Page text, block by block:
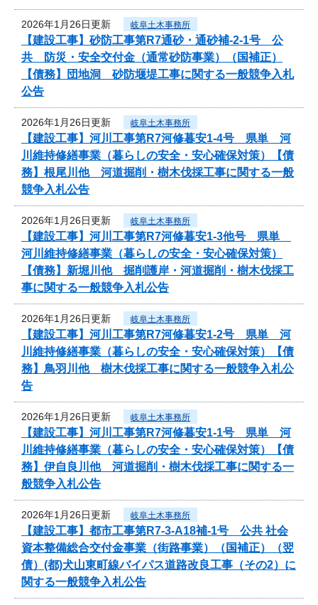
2026年1月26日更新 岐阜土木事務所
【建設工事】砂防工事第R7通砂・通砂補-2-1号 公
共 防災・安全交付金（通常砂防事業）（国補正）
【債務】団地洞 砂防堰堤工事に関する一般競争入札
公告
2026年1月26日更新 岐阜土木事務所
【建設工事】河川工事第R7河修暮安1-4号 県単 河
川維持修繕事業（暮らしの安全・安心確保対策）【債
務】根尾川他 河道掘削・樹木伐採工事に関する一般
競争入札公告
2026年1月26日更新 岐阜土木事務所
【建設工事】河川工事第R7河修暮安1-3他号 県単
河川維持修繕事業（暮らしの安全・安心確保対策）
【債務】新堀川他 掘削護岸・河道掘削・樹木伐採工
事に関する一般競争入札公告
2026年1月26日更新 岐阜土木事務所
【建設工事】河川工事第R7河修暮安1-2号 県単 河
川維持修繕事業（暮らしの安全・安心確保対策）【債
務】鳥羽川他 樹木伐採工事に関する一般競争入札公
告
2026年1月26日更新 岐阜土木事務所
【建設工事】河川工事第R7河修暮安1-1号 県単 河
川維持修繕事業（暮らしの安全・安心確保対策）【債
務】伊自良川他 河道掘削・樹木伐採工事に関する一
般競争入札公告
2026年1月26日更新 岐阜土木事務所
【建設工事】都市工事第R7-3-A18補-1号 公共 社会
資本整備総合交付金事業（街路事業）（国補正）（翌
債）(都)犬山東町線バイパス道路改良工事（その2）に
関する一般競争入札公告